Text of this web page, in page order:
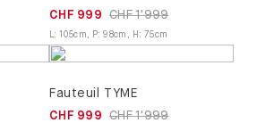
CHF 1'999
CHF 999
:105cm P:98cm H : 75cm
Fauteuil TYME
CHF 1'999
CHF 999